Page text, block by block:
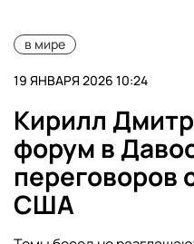
в мире
19 ЯНВАРЯ 2026 10:24
Кирилл
форум в
переговоров
США